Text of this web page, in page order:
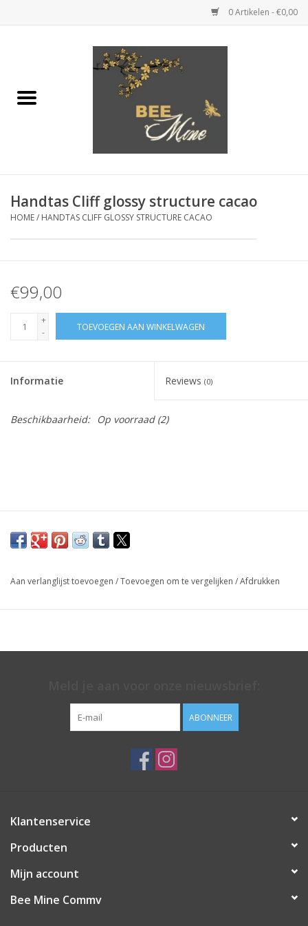
0 Artikelen - €0,00
KLEDING
HANDTASSEN & KLEINE
SJAALS, MUTSEN &
HAARBANDEN
Handtas Cliff glossy structure cacao
HOME/ HANDTAS CLIFF GLOSSY STRUCTURE CACAO
€99,00
+
-
TOEVOEGEN AAN WINKELWAGEN
Informatie Reviews (0)
Beschikbaarheid: Op voorraad(2)
Aan verlanglijst toevoegen /Toevoegen om te vergelijken /Afdrukken
ABONNEER
Klantenservice
Producten
Mijn account
Bee Mine Commv